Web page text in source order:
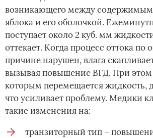
возникающего между содержимым
яблока и его оболочкой.
поступает около 2 куб. мм
оттекает. Когда процесс оттока по
причине нарушен, влага
вызывая повышение ВГД. При
которым перемещается жидкость,
что усиливает проблему. Медики
такие изменения на:
транзиторный тип –